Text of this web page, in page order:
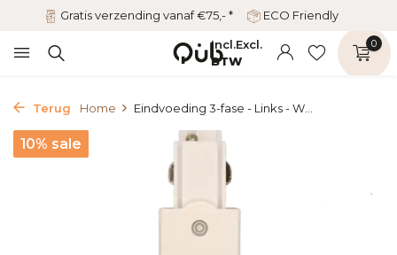
Gratis verzending vanaf €75,- * ECO Friendly
Incl.Excl.
BTW
0
Terug Home Eindvoeding 3-fase - Links - W...
10% sale